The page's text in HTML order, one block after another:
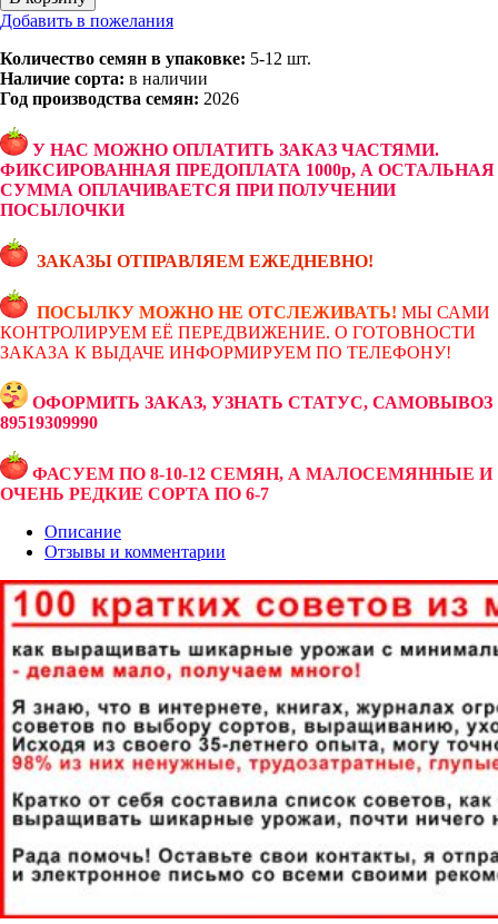
Добавить в пожелания
Количество семян в упаковке: 5-12 шт.
Наличие сорта: в наличии
Год производства семян: 2026
У НАС МОЖНО ОПЛАТИТЬ ЗАКАЗ ЧАСТЯМИ.
ФИКСИРОВАННАЯ ПРЕДОПЛАТА 1000р, А ОСТАЛЬНАЯ
СУММА ОПЛАЧИВАЕТСЯ ПРИ ПОЛУЧЕНИИ
ПОСЫЛОЧКИ
ЗАКАЗЫ ОТПРАВЛЯЕМ ЕЖЕДНЕВНО!
ПОСЫЛКУ МОЖНО НЕ ОТСЛЕЖИВАТЬ! МЫ САМИ
КОНТРОЛИРУЕМ ЕЁ ПЕРЕДВИЖЕНИЕ. О ГОТОВНОСТИ
ЗАКАЗА К ВЫДАЧЕ ИНФОРМИРУЕМ ПО ТЕЛЕФОНУ!
ОФОРМИТЬ ЗАКАЗ, УЗНАТЬ СТАТУС, САМОВЫВОЗ
89519309990
ФАСУЕМ ПО 8-10-12 СЕМЯН, А МАЛОСЕМЯННЫЕ И
ОЧЕНЬ РЕДКИЕ СОРТА ПО 6-7
Описание
Отзывы и комментарии